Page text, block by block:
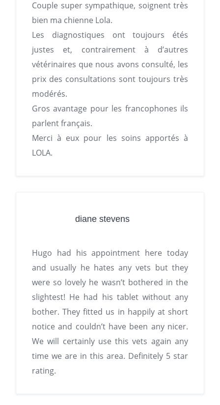
Couple super sympathique, soignent très
bien ma chienne Lola.
Les diagnostiques ont toujours étés
justes et, contrairement à d’autres
vétérinaires que nous avons consulté, les
prix des consultations sont toujours très
modérés.
Gros avantage pour les francophones ils
parlent français.
Merci à eux pour les soins apportés à
LOLA.
diane stevens
Hugo had his appointment here today
and usually he hates any vets but they
were so lovely he wasn’t bothered in the
slightest! He had his tablet without any
bother. They fitted us in happily at short
notice and couldn’t have been any nicer.
We will certainly use this vets again any
time we are in this area. Definitely 5 star
rating.